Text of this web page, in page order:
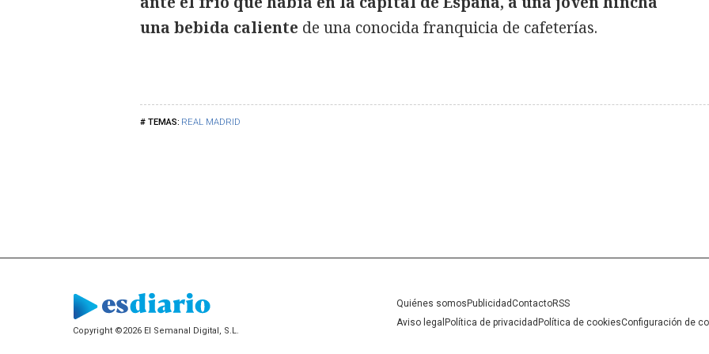
REAL MADRID
una bebida caliente de una conocida franquicia de cafeterías.
Copyright ©2026 El Semanal Digital, S.L.
Quiénes somos PublicidadContactoRSS
Aviso legal Política de privacidad Política de cookiesConfiguración de